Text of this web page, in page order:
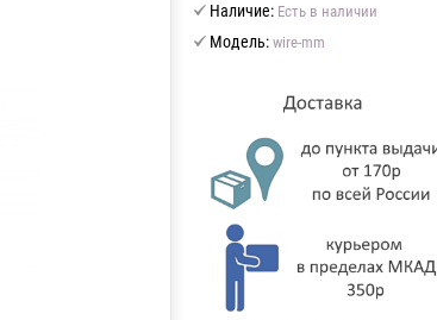
Наличие: Есть в наличии
Модель: wire-mm